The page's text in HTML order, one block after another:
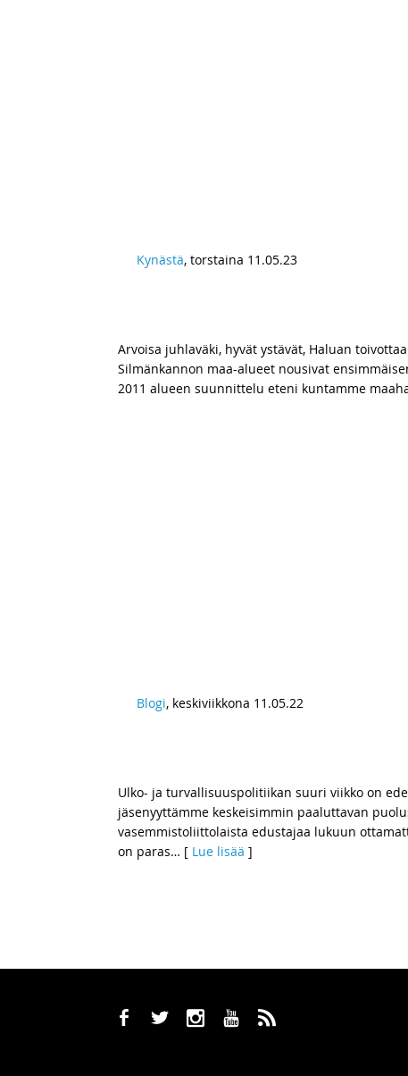
Kynästä, torstaina 11.05.23
Arvoisa juhlaväki, hyvät ystävät, Haluan
Silmänkannon maa-alueet nousivat
2011 alueen suunnittelu eteni kuntamme
Blogi, keskiviikkona 11.05.22
Ulko- ja turvallisuuspolitiikan suuri viikko on
jäsenyyttämme keskeisimmin paaluttavan
vasemmistoliittolaista edustajaa lukuun
on paras… [ Lue lisää ]
b a x r ,